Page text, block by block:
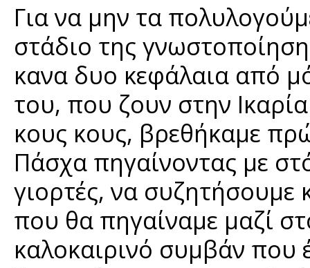
Για να μην τα
στάδιο της
κανα δυο κεφάλαια από
του, που ζουν στην
κους κους, βρεθήκαμε
Πάσχα πηγαίνοντας με
γιορτές, να
που θα πηγαίναμε μαζί
καλοκαιρινό συμβάν που